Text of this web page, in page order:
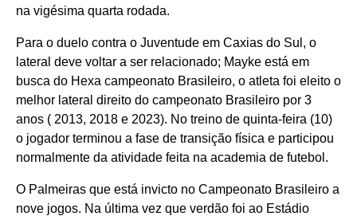
na vigésima quarta rodada.
Para o duelo contra o Juventude em Caxias do Sul, o
lateral deve voltar a ser relacionado; Mayke está em
busca do Hexa campeonato Brasileiro, o atleta foi eleito o
melhor lateral direito do campeonato Brasileiro por 3
anos ( 2013, 2018 e 2023). No treino de quinta-feira (10)
o jogador terminou a fase de transição física e participou
normalmente da atividade feita na academia de futebol.
O Palmeiras que está invicto no Campeonato Brasileiro a
nove jogos. Na última vez que verdão foi ao Estádio